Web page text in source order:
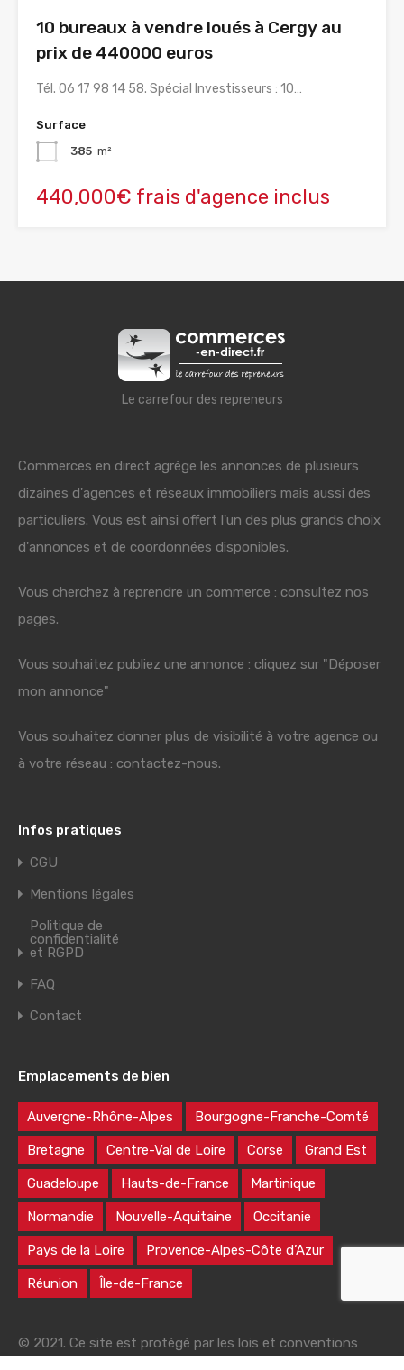
10 bureaux à vendre loués à Cergy au
prix de 440000 euros
Tél. 06 17 98 14 58. Spécial Investisseurs : 10…
Surface
385 m²
440,000€ frais d'agence inclus
Le carrefour des repreneurs
Commerces en direct agrège les annonces de plusieurs
dizaines d'agences et réseaux immobiliers mais aussi des
particuliers. Vous est ainsi offert l'un des plus grands choix
d'annonces et de coordonnées disponibles.
Vous cherchez à reprendre un commerce : consultez nos
pages.
Vous souhaitez publiez une annonce : cliquez sur "Déposer
mon annonce"
Vous souhaitez donner plus de visibilité à votre agence ou
à votre réseau : contactez-nous.
Infos pratiques
CGU
Mentions légales
Politique de
confidentialité
et RGPD
FAQ
Contact
Emplacements de bien
Auvergne-Rhône-Alpes Bourgogne-Franche-Comté
Bretagne Centre-Val de Loire Corse Grand Est
Guadeloupe Hauts-de-France Martinique
Normandie Nouvelle-Aquitaine Occitanie
Pays de la Loire Provence-Alpes-Côte d’Azur
Réunion Île-de-France
© 2021. Ce site est protégé par les lois et conventions